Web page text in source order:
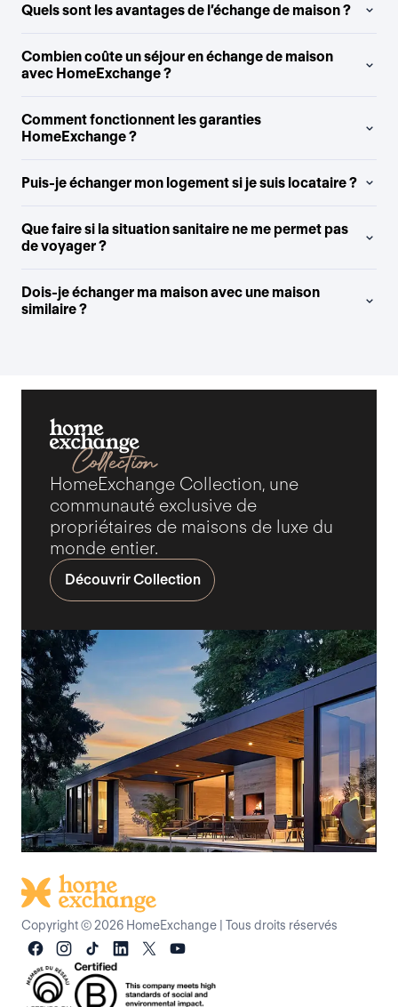
Quels sont les avantages de l’échange de maison ?
Combien coûte un séjour en échange de maison
avec HomeExchange ?
Comment fonctionnent les garanties
HomeExchange ?
Puis-je échanger mon logement si je suis locataire ?
Que faire si la situation sanitaire ne me permet pas
de voyager ?
Dois-je échanger ma maison avec une maison
similaire ?
HomeExchange Collection, une
communauté exclusive de
propriétaires de maisons de luxe du
monde entier.
Découvrir Collection
Copyright © 2026 HomeExchange Tous droits réservés